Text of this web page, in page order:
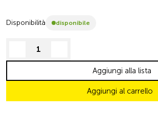
Disponibilità disponibile
decrease quantity
Aggiungi al carrello
Aggiungi alla lista